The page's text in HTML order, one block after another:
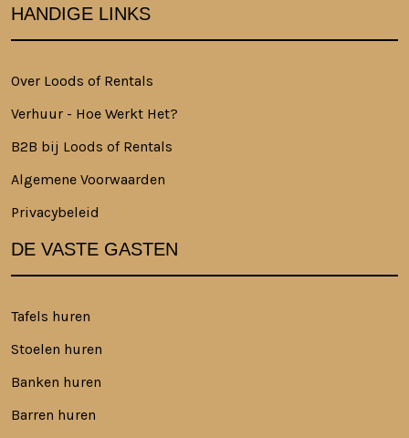
HANDIGE LINKS
Over Loods of Rentals
Verhuur - Hoe Werkt Het?
B2B bij Loods of Rentals
Algemene Voorwaarden
Privacybeleid
DE VASTE GASTEN
Tafels huren
Stoelen huren
Banken huren
Barren huren